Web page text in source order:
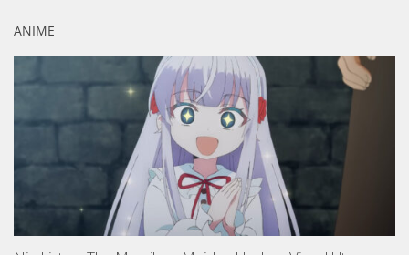
ANIME